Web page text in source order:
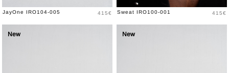
JayOne IRO104-005 Prix
415€ Sweat IRO100-001 Prix
415€
New New